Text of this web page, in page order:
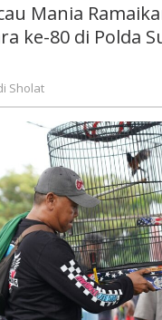
HUT
Bhayangkara
Sulbar
Mania
ke-80 di Polda
Sholat